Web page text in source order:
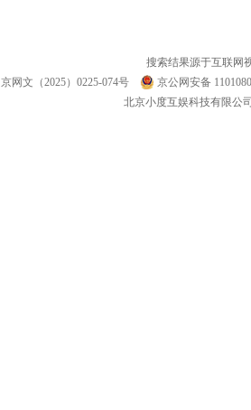
搜索结果源于互联网
京网文（2025）0225-074号
京公网安备
北京小度互娱科技有限公